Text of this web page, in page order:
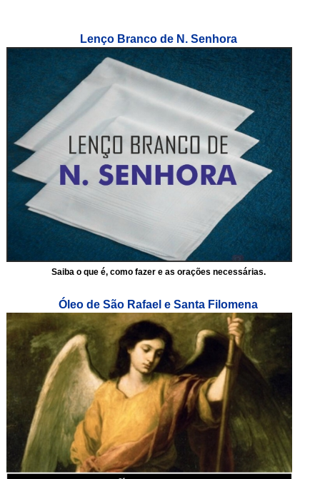
Lenço Branco de N. Senhora
Saiba o que é, como fazer e as orações necessárias.
Óleo de São Rafael e Santa Filomena